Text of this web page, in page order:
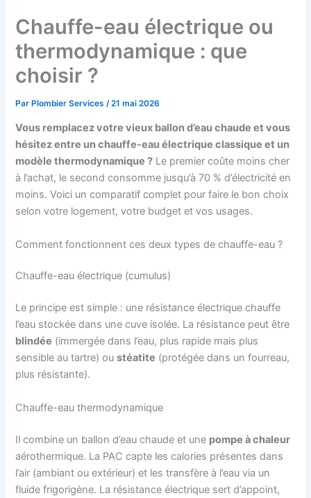
Chauffe-eau électrique ou
thermodynamique : que
choisir ?
ParPlombier Services /21 mai 2026
Vous remplacez votre vieux ballon d’eau chaude et vous
hésitez entre un chauffe-eau électrique classique et un
modèle thermodynamique ? Le premier coûte moins cher
à l’achat, le second consomme jusqu’à 70 % d’électricité en
moins. Voici un comparatif complet pour faire le bon choix
selon votre logement, votre budget et vos usages.
Comment fonctionnent ces deux types de chauffe-eau ?
Chauffe-eau électrique (cumulus)
Le principe est simple : une résistance électrique chauffe
l’eau stockée dans une cuve isolée. La résistance peut être
blindée (immergée dans l’eau, plus rapide mais plus
sensible au tartre) oustéatite (protégée dans un fourreau,
plus résistante).
Chauffe-eau thermodynamique
Il combine un ballon d’eau chaude et une pompe à chaleur
aérothermique. La PAC capte les calories présentes dans
l’air (ambiant ou extérieur) et les transfère à l’eau via un
fluide frigorigène. La résistance électrique sert d’appoint,